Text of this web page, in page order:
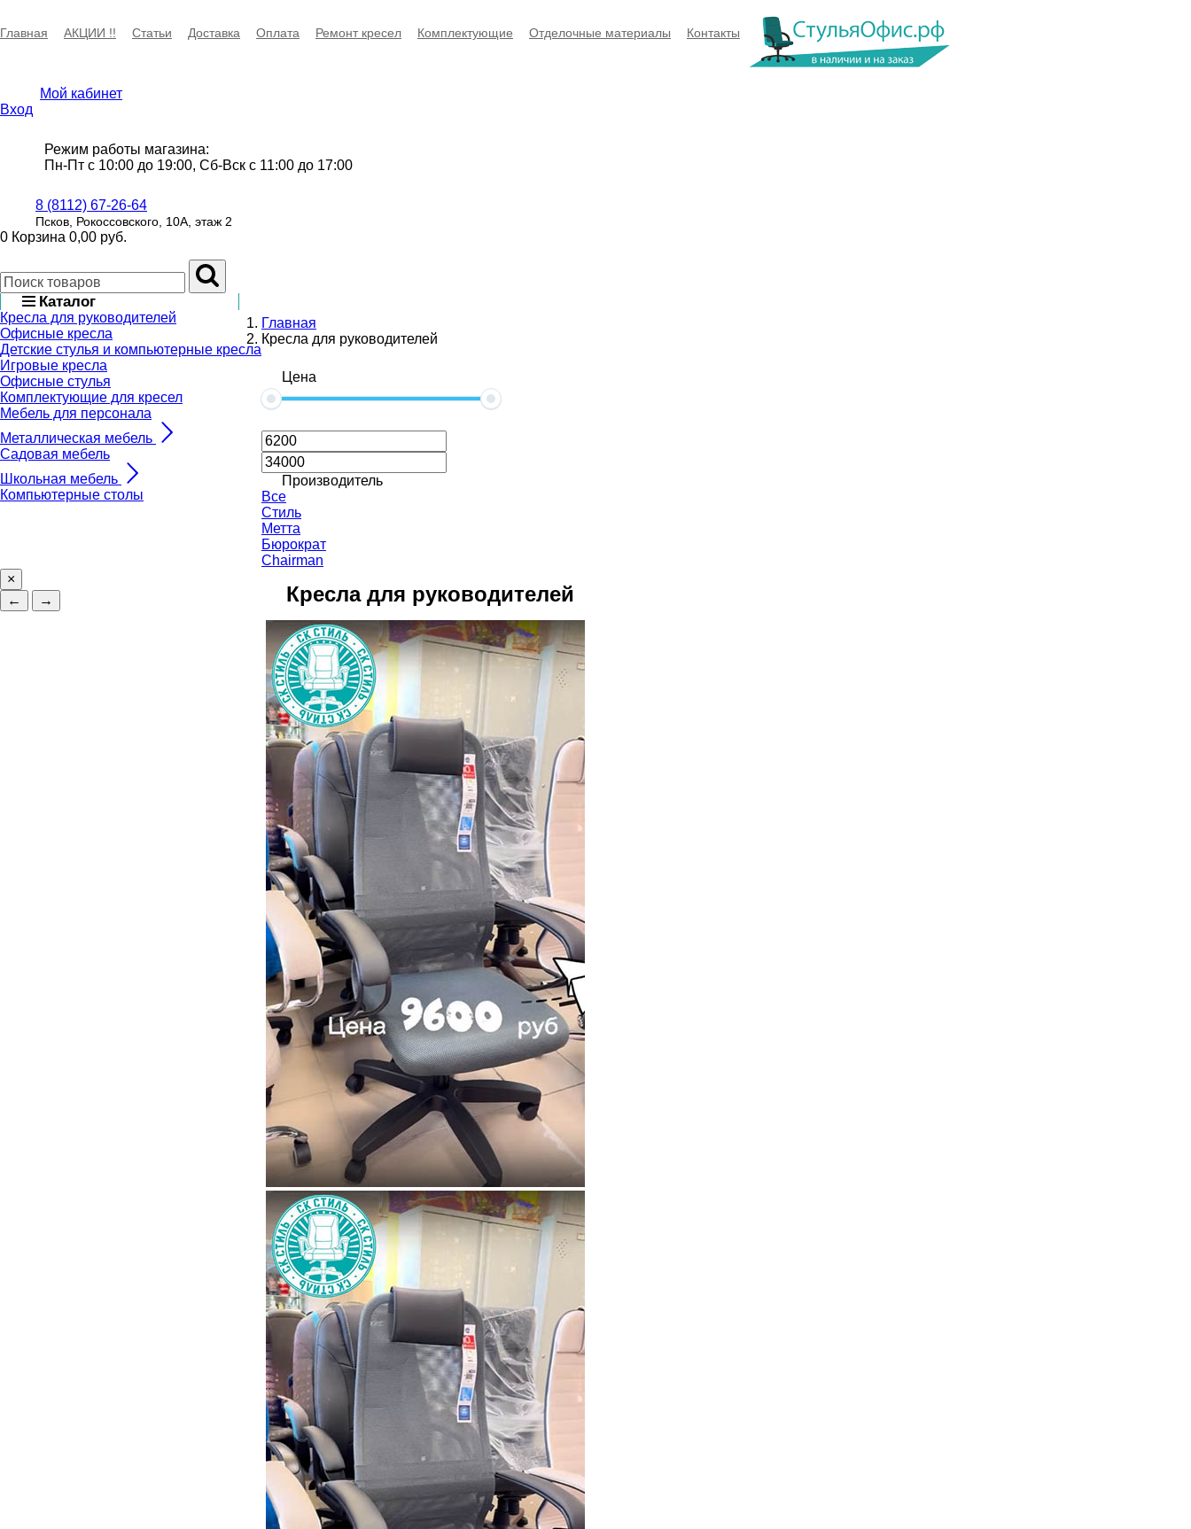
Главная АКЦИИ !! Статьи Доставка Оплата Ремонт кресел Комплектующие Отделочные материалы Контакты
Мой кабинет
Вход
Режим работы магазина:
Пн-Пт с 10:00 до 19:00, Сб-Вск с 11:00 до 17:00
8 (8112) 67-26-64
Псков, Рокоссовского, 10А, этаж 2
0 Корзина 0,00 руб.
Каталог
Кресла для руководителей
Офисные кресла
Детские стулья и компьютерные кресла
Игровые кресла
Офисные стулья
Комплектующие для кресел
Мебель для персонала
Металлическая мебель
Садовая мебель
Школьная мебель
Компьютерные столы
Главная
Кресла для руководителей
Цена
Производитель
Все
Стиль
Метта
Бюрократ
Chairman
Кресла для руководителей
×
←
→